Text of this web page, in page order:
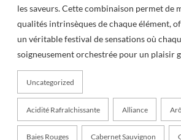
les saveurs. Cette combinaison permet de
qualités intrinsèques de chaque élément,
un véritable festival de sensations où
soigneusement orchestrée pour un plaisir
Uncategorized
Acidité Rafraîchissante Alliance
Baies Rouges Cabernet Sauvignon